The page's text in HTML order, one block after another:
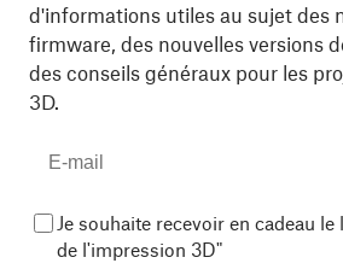
d'informations utiles au sujet des
firmware, des nouvelles versions
des conseils généraux pour les
3D.
Je souhaite recevoir en cadeau
de l'impression 3D"